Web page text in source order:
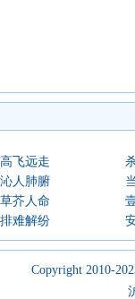
高飞远走
沁人肺腑
草芥人命
排难解纷
Copyright 2010-